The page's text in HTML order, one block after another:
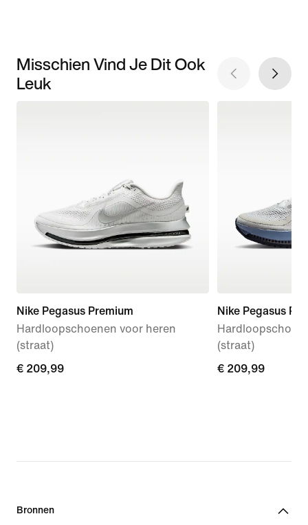
Misschien Vind Je Dit Ook
Leuk
Nike Pegasus Premium
Hardloopschoenen voor heren
(straat)
€ 209,99
€ 209,99
Nike Pegasus
(straat)
€ 209,99
€ 209,99
Bronnen